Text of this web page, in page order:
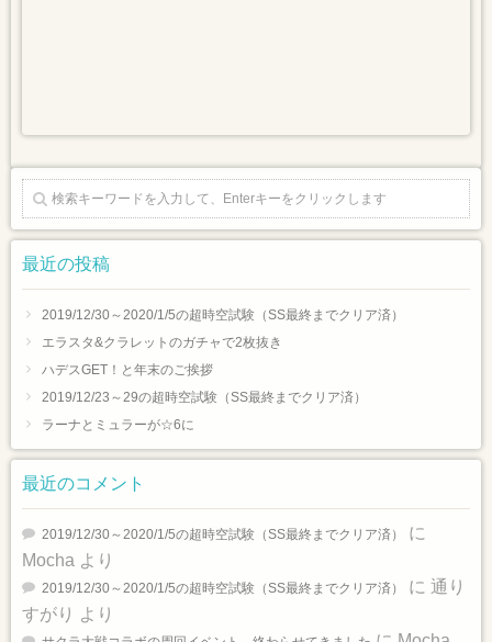
最近の投稿
2019/12/30～2020/1/5の超時空試験（SS最終までクリア済）
エラスタ&クラレットのガチャで2枚抜き
ハデスGET！と年末のご挨拶
2019/12/23～29の超時空試験（SS最終までクリア済）
ラーナとミュラーが☆6に
最近のコメント
2019/12/30～2020/1/5の超時空試験（SS最終までクリア済）
に
Mocha より
2019/12/30～2020/1/5の超時空試験（SS最終までクリア済） に 通り
すがり より